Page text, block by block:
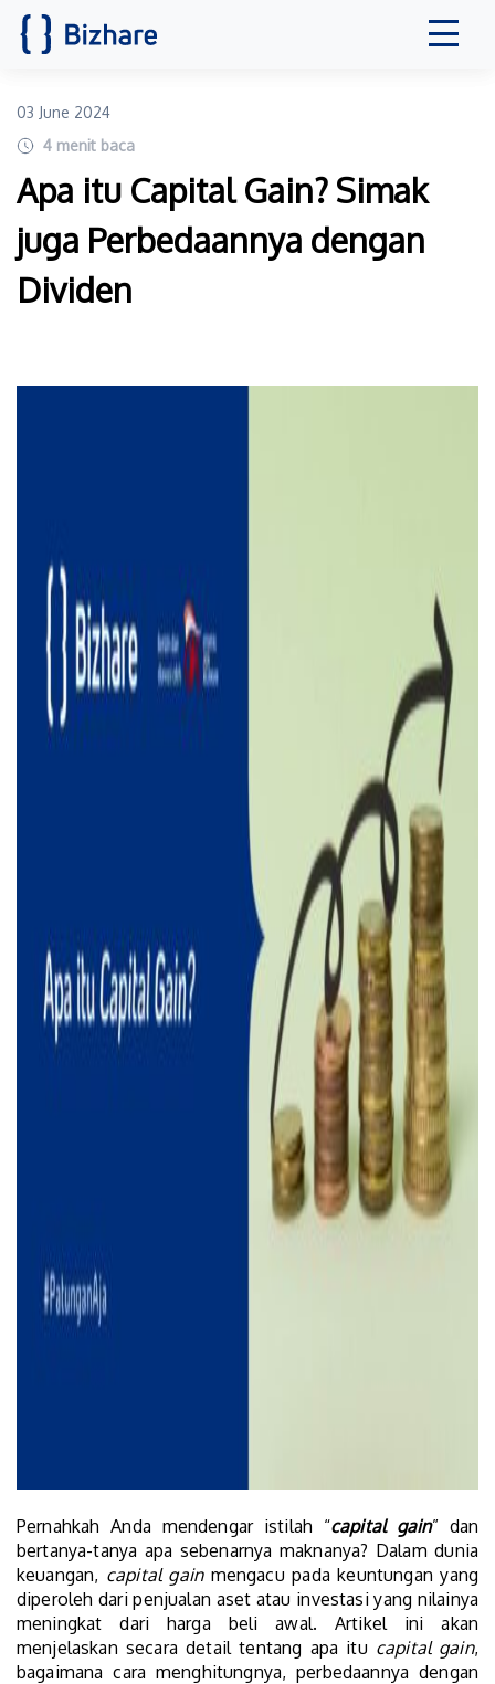
03 June 2024
4 menit baca
Apa itu Capital Gain? Simak
juga Perbedaannya dengan
Dividen
Pernahkah Anda mendengar istilah “capital gain” dan
bertanya-tanya apa sebenarnya maknanya? Dalam dunia
keuangan, capital gainmengacu pada keuntungan yang
diperoleh dari penjualan aset atau investasi yang nilainya
meningkat dari harga beli awal. Artikel ini akan
menjelaskan secara detail tentang apa itu capital gain,
bagaimana cara menghitungnya, perbedaannya dengan